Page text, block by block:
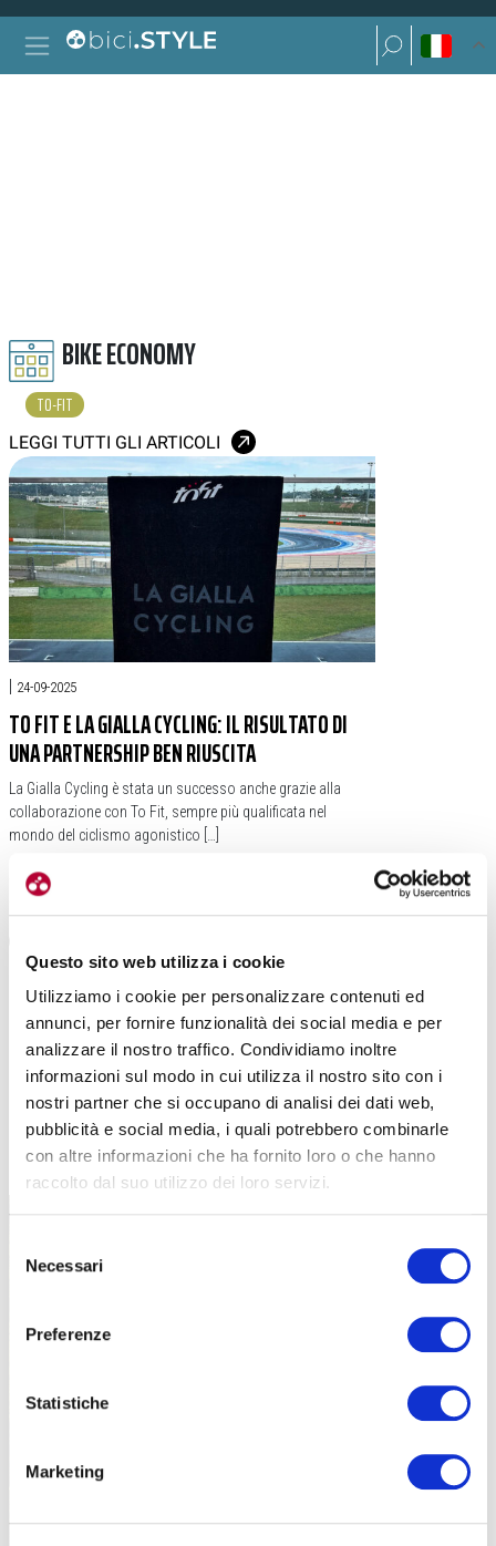
Questo sito web utilizza i cookie
Utilizziamo i cookie per personalizzare contenuti ed
annunci, per fornire funzionalità dei social media e per
analizzare il nostro traffico. Condividiamo inoltre
informazioni sul modo in cui utilizza il nostro sito con i
nostri partner che si occupano di analisi dei dati web,
pubblicità e social media, i quali potrebbero combinarle
con altre informazioni che ha fornito loro o che hanno
raccolto dal suo utilizzo dei loro servizi.
delNecessari
Preferenze
Statistiche
Marketing
Vai al contenuto
Navigazione principale
Ricerca per:
Ricerca per:
BIKE ECONOMY
TO-FIT
LEGGI TUTTI GLI ARTICOLI
| 24-09-2025
TO FIT E LA GIALLA CYCLING: IL RISULTATO DI
UNA PARTNERSHIP BEN RIUSCITA
La Gialla Cycling è stata un successo anche grazie alla
collaborazione con To Fit, sempre più qualificata nel
mondo del ciclismo agonistico […]
#ITALIAN BIKE FESTIVAL
#ABBIGLIAMENTO
TUTTE LE CATEGORIE DEL MAGAZINE